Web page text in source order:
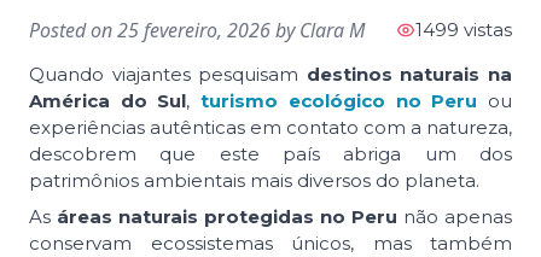
Posted on25 fevereiro, 2026byClara M
1499 vistas
Quando viajantes pesquisam destinos naturais na
América do Sul,turismo ecológico no Peru ou
experiências autênticas em contato com a natureza,
descobrem que este país abriga um dos
patrimônios ambientais mais diversos do planeta.
As áreas naturais protegidas no Peru não apenas
conservam ecossistemas únicos, mas também